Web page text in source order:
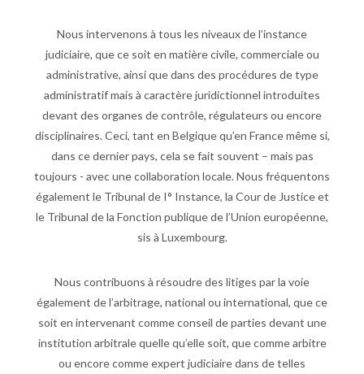
Nous intervenons à tous les niveaux de l’instance
judiciaire, que ce soit en matière civile, commerciale ou
administrative, ainsi que dans des procédures de type
administratif mais à caractère juridictionnel introduites
devant des organes de contrôle, régulateurs ou encore
disciplinaires. Ceci, tant en Belgique qu’en France même si,
dans ce dernier pays, cela se fait souvent – mais pas
toujours - avec une collaboration locale. Nous fréquentons
également le Tribunal de I° Instance, la Cour de Justice et
le Tribunal de la Fonction publique de l’Union européenne,
sis à Luxembourg.
Nous contribuons à résoudre des litiges par la voie
également de l’arbitrage, national ou international, que ce
soit en intervenant comme conseil de parties devant une
institution arbitrale quelle qu’elle soit, que comme arbitre
ou encore comme expert judiciaire dans de telles